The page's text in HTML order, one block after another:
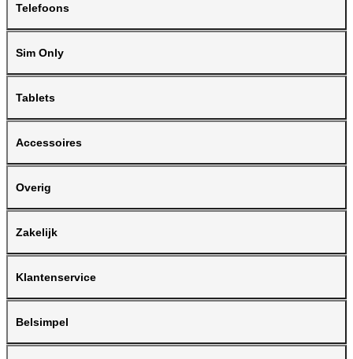
Telefoons
Sim Only
Tablets
Accessoires
Overig
Zakelijk
Klantenservice
Belsimpel